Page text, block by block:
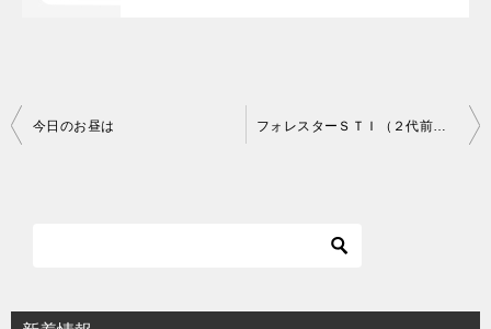
シ
今日のお昼は フォレスターＳＴＩ（２代前の車）